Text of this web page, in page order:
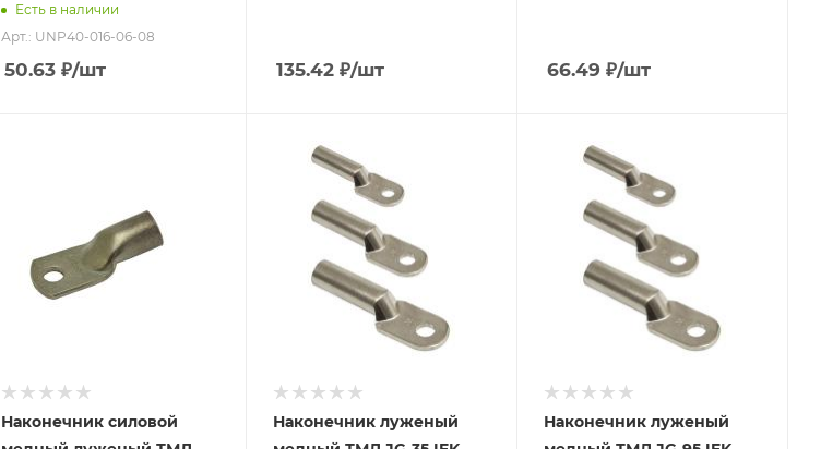
Есть в наличии
Арт.: UNP40-016-06-08
50.63 ₽/шт 135.42₽/шт 66.49 ₽/шт
Наконечник силовой
Наконечник луженый
Наконечник луженый